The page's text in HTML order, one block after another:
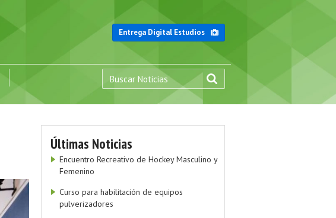
Entrega Digital Estudios
Últimas Noticias
Encuentro Recreativo de Hockey Masculino y
Femenino
Curso para habilitación de equipos
pulverizadores